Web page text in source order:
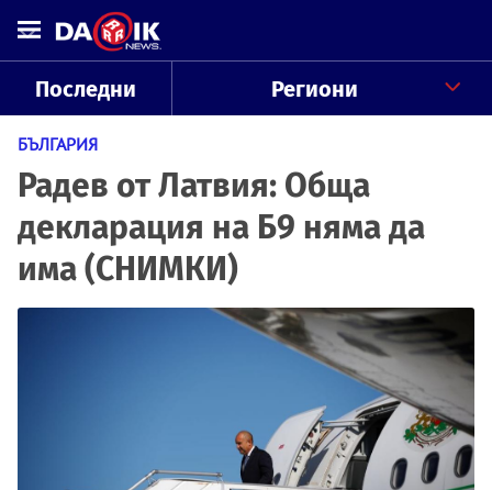
Последни Региони
БЪЛГАРИЯ
Радев от Латвия: Обща
декларация на Б9 няма да
има (СНИМКИ)